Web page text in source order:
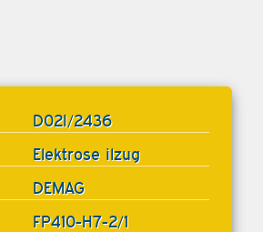
D02I/2436
Elektrose ilzug
DEMAG
FP410-H7-2/1